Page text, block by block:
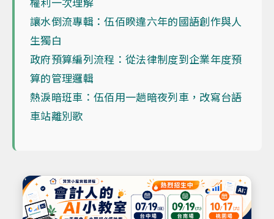
讓水倒流專輯：伍佰睽違六年的國語創作與人
生獨白
政府預算編列流程：從法律制度到企業年度預
算的管理邏輯
熱淚暗班車：伍佰用一趟暗夜列車，改寫台語
車站離別歌